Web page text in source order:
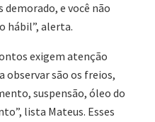
demorado, e você não
hábil”, alerta.
exigem atenção
observar são os freios,
suspensão, óleo do
lista Mateus. Esses